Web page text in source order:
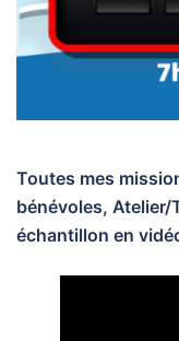
Toutes mes
bénévoles,
échantillon en